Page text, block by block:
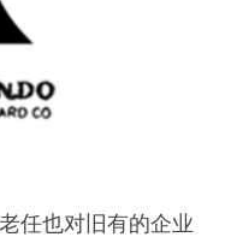
任也对旧有的企业